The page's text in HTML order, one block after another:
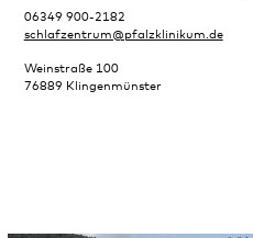
06349 900-2182
schlafzentrum@pfalzklinikum.de
Weinstraße 100
76889 Klingenmünster